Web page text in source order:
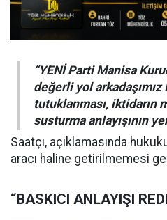
“YENİ Parti Manisa
değerli yol arkadaşımız
tutuklanması, iktidarın
susturma anlayışının
Saatçı, açıklamasında
aracı haline getirilmemesi
“BASKICI ANLAYIŞI